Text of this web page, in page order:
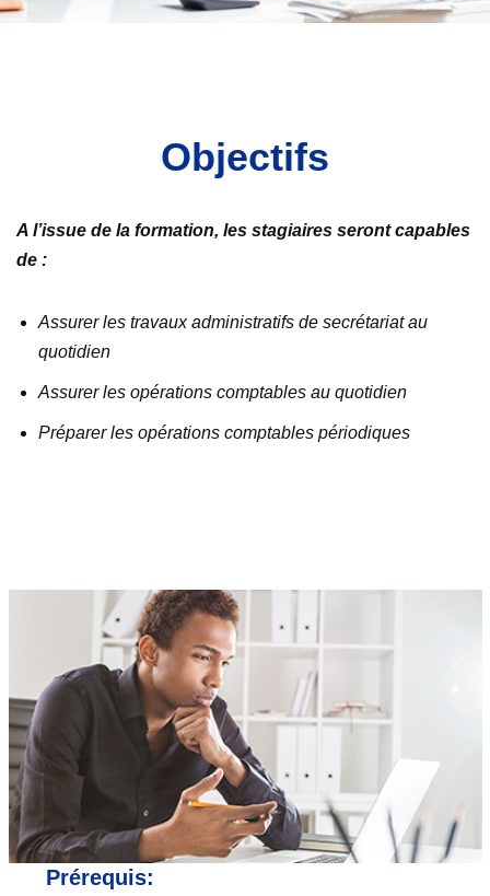
Objectifs
A l’issue de la formation, les stagiaires seront capables
de :
Assurer les travaux administratifs de secrétariat au
quotidien
Assurer les opérations comptables au quotidien
Préparer les opérations comptables périodiques
Prérequis: